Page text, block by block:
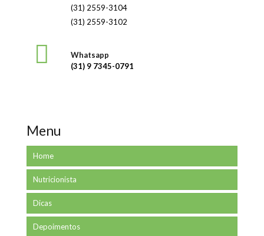
(31) 2559-3104
(31) 2559-3102
Whatsapp
(31) 9 7345-0791
Menu
Home
Nutricionista
Dicas
Depoimentos